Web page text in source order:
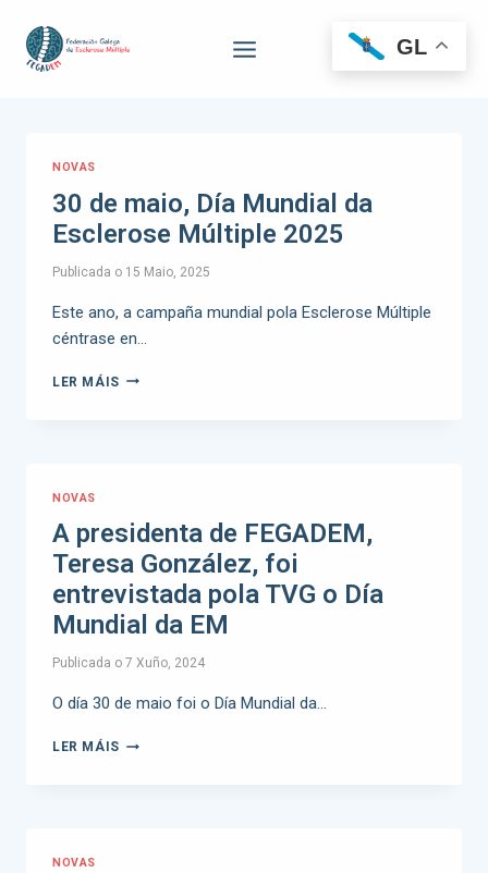
NOVAS
30 de maio, Día Mundial da
Esclerose Múltiple 2025
Publicada o 15 Maio, 2025
Este ano, a campaña mundial pola Esclerose Múltiple
céntrase en…
LER MÁIS
NOVAS
A presidenta de FEGADEM,
Teresa González, foi
entrevistada pola TVG o Día
Mundial da EM
Publicada o 7 Xuño, 2024
O día 30 de maio foi o Día Mundial da…
LER MÁIS
NOVAS
GL